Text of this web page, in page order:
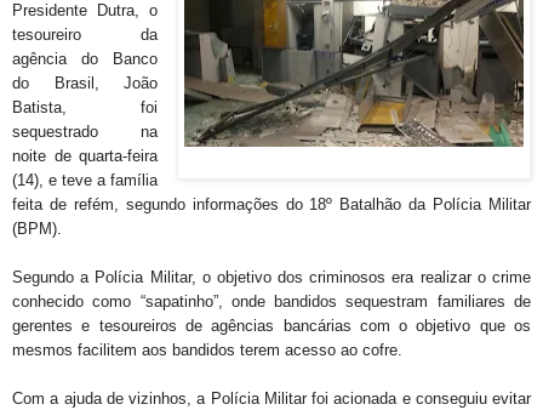
Presidente Dutra, o
tesoureiro da
agência do Banco
do Brasil, João
Batista, foi
sequestrado na
noite de quarta-feira
(14), e teve a família
feita de refém, segundo informações do 18º Batalhão da Polícia Militar
(BPM).
Segundo a Polícia Militar, o objetivo dos criminosos era realizar o crime
conhecido como “sapatinho”, onde bandidos sequestram familiares de
gerentes e tesoureiros de agências bancárias com o objetivo que os
mesmos facilitem aos bandidos terem acesso ao cofre.
Com a ajuda de vizinhos, a Polícia Militar foi acionada e conseguiu evitar